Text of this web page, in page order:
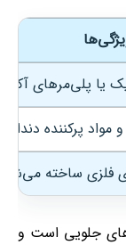
یا پلی‌مرهای
مواد پرکننده دندان
فلزی ساخته
جلویی است و